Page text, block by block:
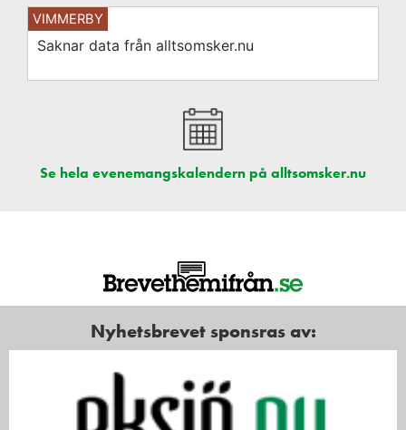
VIMMERBY
Saknar data från alltsomsker.nu
Se hela evenemangskalendern på alltsomsker.nu
Nyhetsbrevet sponsras av: